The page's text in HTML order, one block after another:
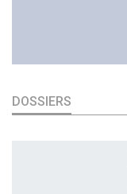
DOSSIERS